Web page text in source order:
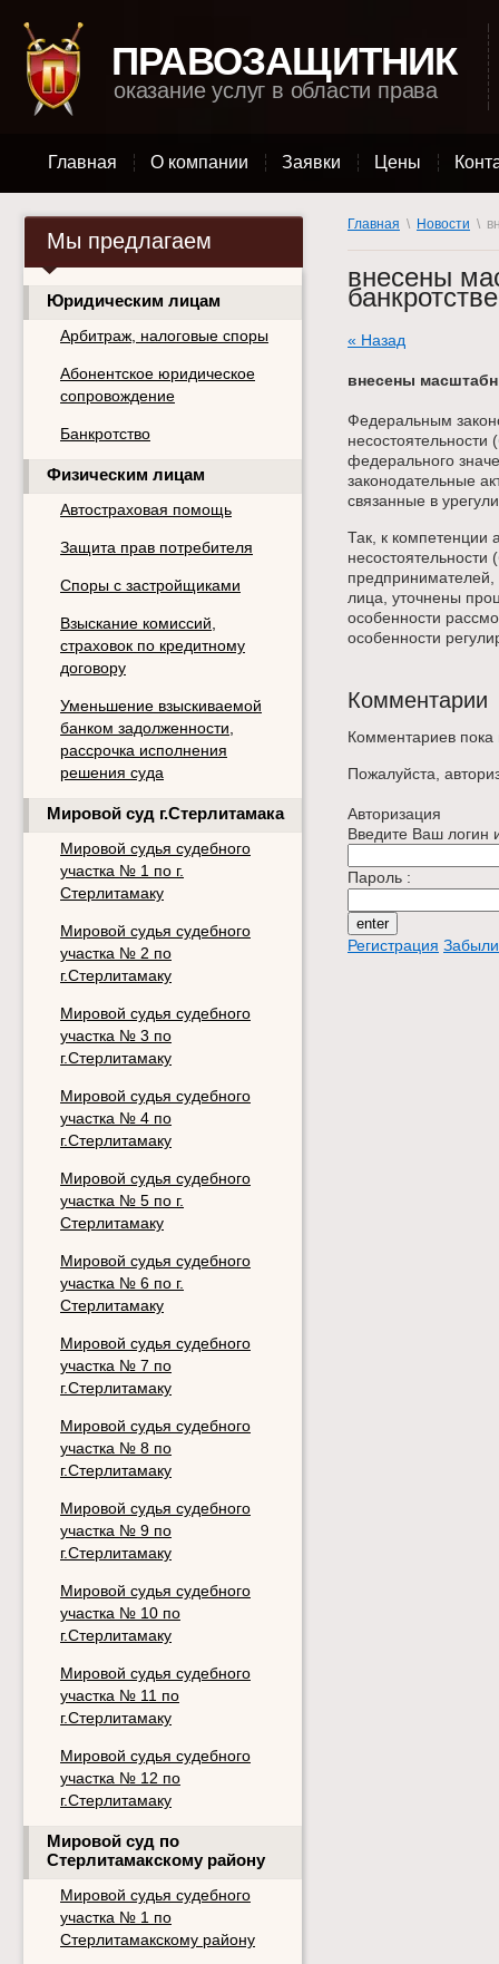
ПРАВОЗАЩИТНИК
оказание услуг в области права
Главная О компании Заявки Цены
Мы предлагаем
Юридическим лицам
Арбитраж, налоговые споры
Абонентское юридическое
сопровождение
Банкротство
Физическим лицам
Автостраховая помощь
Защита прав потребителя
Споры с застройщиками
Взыскание комиссий,
страховок по кредитному
договору
Уменьшение взыскиваемой
банком задолженности,
рассрочка исполнения
решения суда
Мировой суд г.Стерлитамака
Мировой судья судебного
участка № 1 по г.
Стерлитамаку
Мировой судья судебного
участка № 2 по
г.Стерлитамаку
Мировой судья судебного
участка № 3 по
г.Стерлитамаку
Мировой судья судебного
участка № 4 по
г.Стерлитамаку
Мировой судья судебного
участка № 5 по г.
Стерлитамаку
Мировой судья судебного
участка № 6 по г.
Стерлитамаку
Мировой судья судебного
участка № 7 по
г.Стерлитамаку
Мировой судья судебного
участка № 8 по
г.Стерлитамаку
Мировой судья судебного
участка № 9 по
г.Стерлитамаку
Мировой судья судебного
участка № 10 по
г.Стерлитамаку
Мировой судья судебного
участка № 11 по
г.Стерлитамаку
Мировой судья судебного
участка № 12 по
г.Стерлитамаку
Мировой суд по
Стерлитамакскому району
Мировой судья судебного
участка № 1 по
Стерлитамакскому району
Главная \ Новости \
внесены
банкротстве
« Назад
внесены
Федеральным
несостоятельности
федерального
законодательные
связанные в
Так, к компетенции
предпринимателей,
лица, уточнены
особенности
особенности
Комментарии
Комментариев пока
Пожалуйста,
Авторизация
Введите Ваш логин
Пароль :
Регистрация